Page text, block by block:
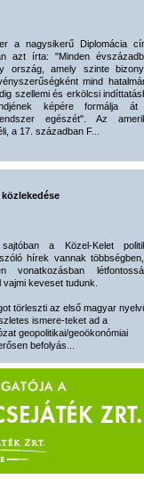
a nagysikerű Diplomácia
azt írta: "Minden
ország, amely szinte
mind
szellemi és erkölcsi
képére formálja
egészét". Az
a 17. században F...
a Közel-Kelet
hírek vannak
vonatkozásban
keveset tudunk.
törleszti az első magyar
ismere-teket ad a
geopolitikai/geoökonómiai
befolyás...